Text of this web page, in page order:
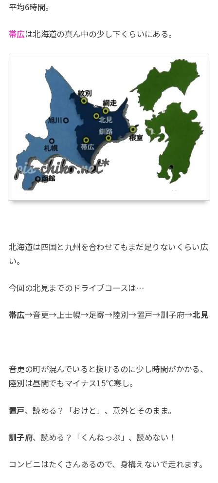
平均6時間。
帯広は北海道の真ん中の少し下くらいにある。
北海道は四国と九州を合わせてもまだ足りないくらい広
い。
今回の北見までのドライブコースは…
帯広→音更→上士幌→足寄→陸別→置戸→訓子府→北見
音更の町が混んでいると抜けるのに少し時間がかかる、
陸別は昼間でもマイナス15℃寒し。
置戸、読める？「おけと」、意外とそのまま。
訓子府、読める？「くんねっぷ」、読めない！
コンビニはたくさんあるので、身構えないで走れます。